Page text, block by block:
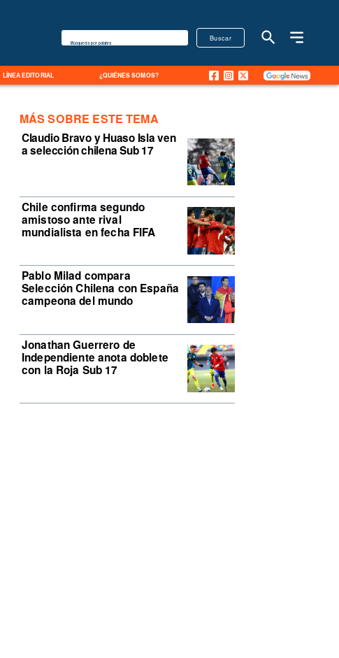
LÍNEA EDITORIAL ¿QUIÉNES SOMOS?
Buscar
Búsqueda por palabra
Claudio Bravo y Huaso Isla ven
a selección chilena Sub 17
Chile confirma segundo
amistoso ante rival
mundialista en fecha FIFA
Pablo Milad compara
Selección Chilena con España
campeona del mundo
Jonathan Guerrero de
Independiente anota doblete
con la Roja Sub 17
MÁS SOBRE ESTE TEMA